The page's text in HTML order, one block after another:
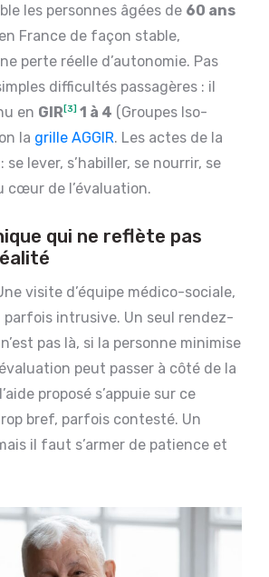
les personnes âgées de 60 ans
France de façon stable,
perte réelle d’autonomie. Pas
difficultés passagères : il
en GIR [3] 1 à 4 (Groupes Iso-
la grille AGGIR. Les actes de la
lever, s’habiller, se nourrir, se
cœur de l’évaluation.
qui ne reflète pas
visite d’équipe médico-sociale,
parfois intrusive. Un seul rendez-
pas là, si la personne minimise
peut passer à côté de la
proposé s’appuie sur ce
bref, parfois contesté. Un
il faut s’armer de patience et